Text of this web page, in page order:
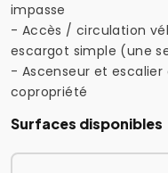
impasse
- Accès / circulation
escargot simple (une
- Ascenseur et escalier
copropriété
Surfaces disponibles